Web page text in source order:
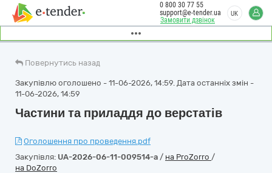
Замовити дзвінок
0 800 30 77 55
support@e-tender.ua
UK
Повернутись назад
Закупівлю оголошено - 11-06-2026, 14:59. Дата останніх змін -
11-06-2026, 14:59
Частини та приладдя до верстатів
Оголошення про проведення.pdf
Закупівля: UA-2026-06-11-009514-a / на ProZorro /
на DoZorro